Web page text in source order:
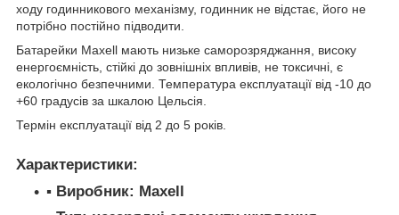
ходу годинникового механізму, годинник не відстає, його не
потрібно постійно підводити.
Батарейки Maxell мають низьке саморозряджання, високу
енергоємність, стійкі до зовнішніх впливів, не токсичні, є
екологічно безпечними. Температура експлуатації від -10 до
+60 градусів за шкалою Цельсія.
Термін експлуатації від 2 до 5 років.
Характеристики:
▪ Виробник: Maxell